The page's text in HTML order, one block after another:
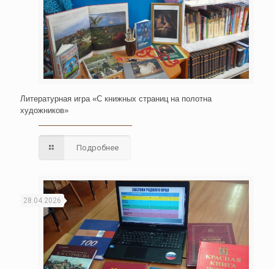
Литературная игра «С книжных страниц на полотна
художников»
Подробнее
28.04.2026